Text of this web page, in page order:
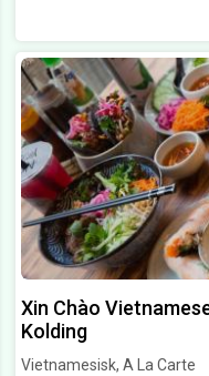
Xin Chào
Kolding
Vietnamesisk, A La Carte